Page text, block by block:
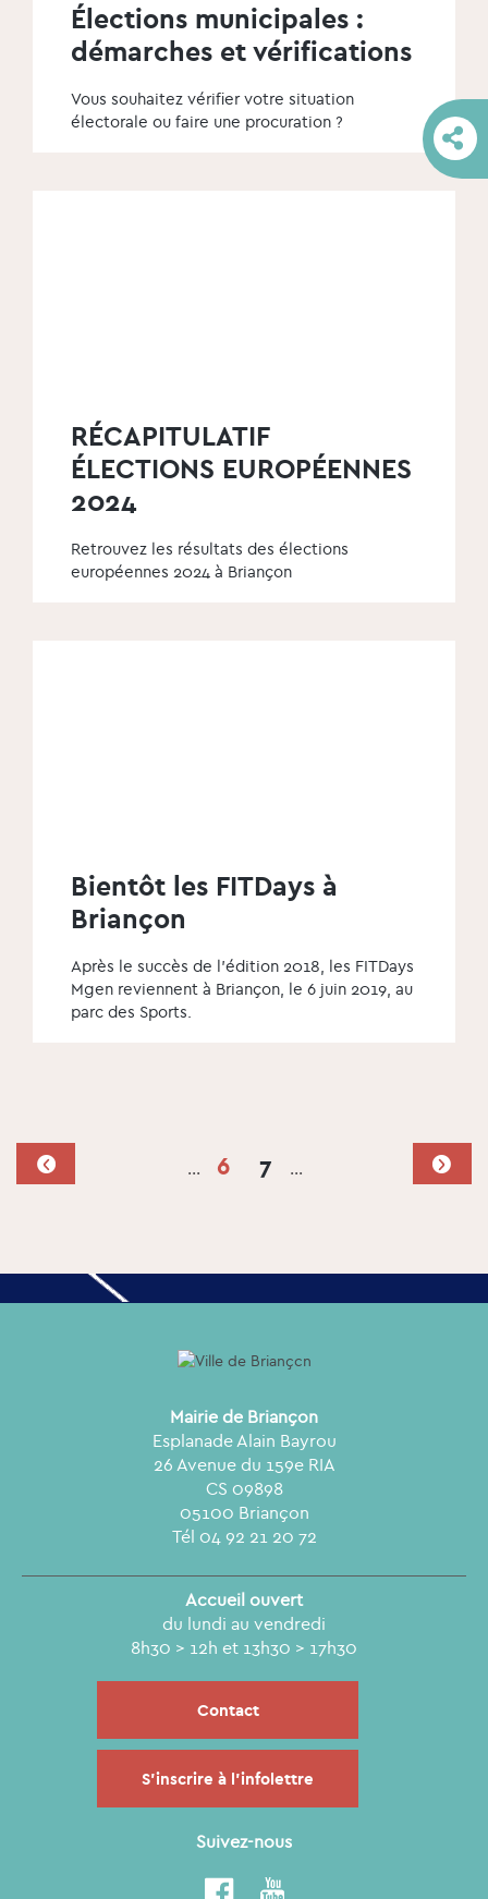
Élections municipales :
démarches et vérifications
Vous souhaitez vérifier votre situation
électorale ou faire une procuration ?
RÉCAPITULATIF
ÉLECTIONS EUROPÉENNES
2024
Retrouvez les résultats des élections
européennes 2024 à Briançon
Bientôt les FITDays à
Briançon
Après le succès de l'édition 2018, les FITDays
Mgen reviennent à Briançon, le 6 juin 2019, au
parc des Sports.
… 6 7 …
Mairie de Briançon
Esplanade Alain Bayrou
26 Avenue du 159e RIA
CS 09898
05100 Briançon
Tél 04 92 21 20 72
Accueil ouvert
du lundi au vendredi
8h30 > 12h et 13h30 > 17h30
Contact
S'inscrire à l'infolettre
Suivez-nous